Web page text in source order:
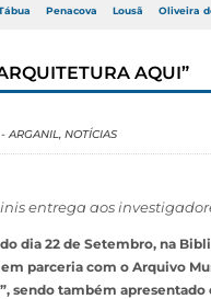
Penacova Lousã Oliveira
AQUI”
-ARGANIL, NOTÍCIAS
entrega aos
dia 22 de Setembro, na
em parceria com o Arquivo
sendo também